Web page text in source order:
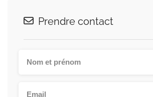
Prendre contact